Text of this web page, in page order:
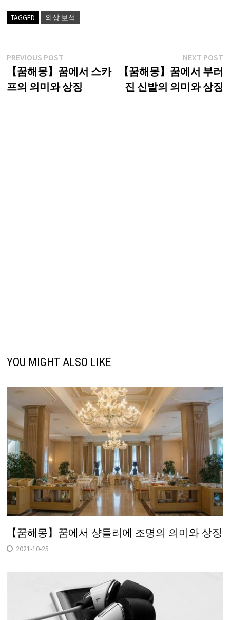
TAGGED 의상 보석
글
탐
PREVIOUS POSTPrevious
post:
【꿈해몽】꿈에서 스카
프의 의미와 상징
NEXT POST
【꿈해몽】꿈에서 부러
진 신발의 의미와 상징
YOU MIGHT ALSO LIKE
【꿈해몽】꿈에서 샹들리에 조명의 의미와 상징
2021-10-25